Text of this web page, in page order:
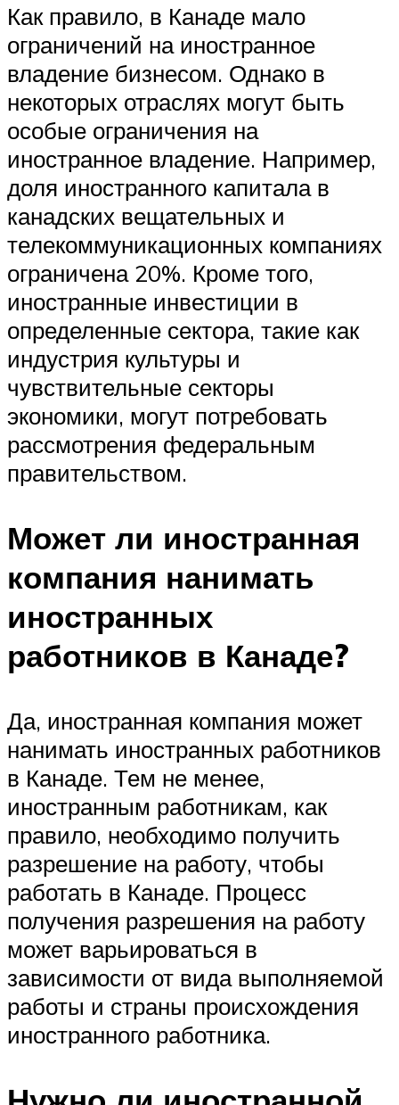
Как правило, в Канаде мало
ограничений на иностранное
владение бизнесом. Однако в
некоторых отраслях могут быть
особые ограничения на
иностранное владение. Например,
доля иностранного капитала в
канадских вещательных и
телекоммуникационных компаниях
ограничена 20%. Кроме того,
иностранные инвестиции в
определенные сектора, такие как
индустрия культуры и
чувствительные секторы
экономики, могут потребовать
рассмотрения федеральным
правительством.
Может ли иностранная
компания нанимать
иностранных
работников в Канаде?
Да, иностранная компания может
нанимать иностранных работников
в Канаде. Тем не менее,
иностранным работникам, как
правило, необходимо получить
разрешение на работу, чтобы
работать в Канаде. Процесс
получения разрешения на работу
может варьироваться в
зависимости от вида выполняемой
работы и страны происхождения
иностранного работника.